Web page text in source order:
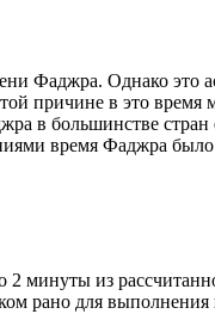
Фаджра. Однако это
причине в это
в большинстве
время Фаджра было
минуты из
рано для